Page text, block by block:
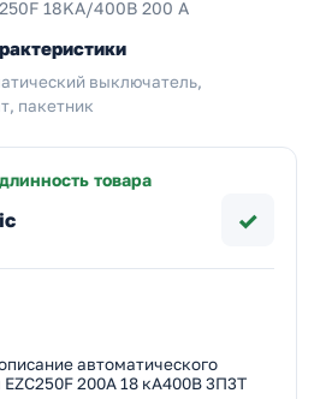
18KA/400В 200 A
выключатель,
пакетник
товара
✓
автоматического
200A 18 кА400В 3П3Т